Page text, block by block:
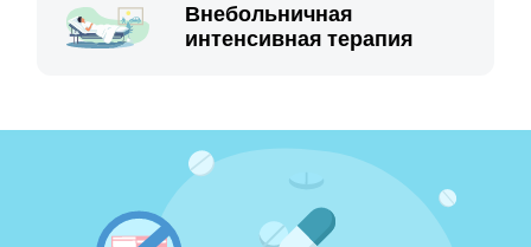
Внебольничная
интенсивная терапия